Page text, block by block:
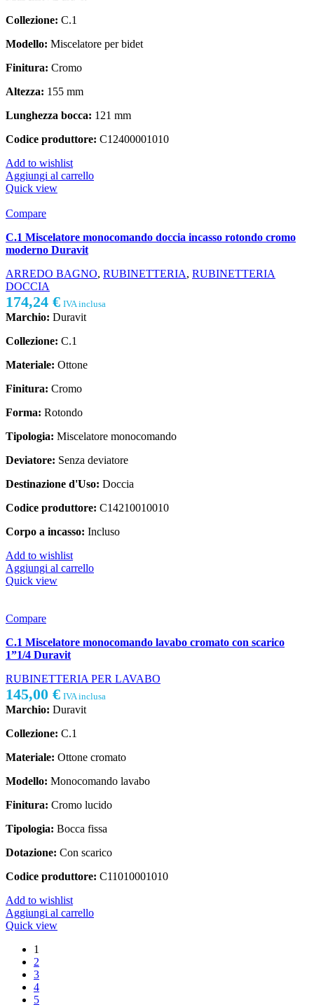
Collezione: C.1
Modello: Miscelatore per bidet
Finitura: Cromo
Altezza: 155 mm
Lunghezza bocca: 121 mm
Codice produttore: C12400001010
Add to wishlist
Aggiungi al carrello
Quick view
Compare
C.1 Miscelatore monocomando doccia incasso rotondo cromo
moderno Duravit
ARREDO BAGNO, RUBINETTERIA, RUBINETTERIA
DOCCIA
174,24 € IVA inclusa
Marchio: Duravit
Collezione: C.1
Materiale: Ottone
Finitura: Cromo
Forma: Rotondo
Tipologia: Miscelatore monocomando
Deviatore: Senza deviatore
Destinazione d'Uso: Doccia
Codice produttore: C14210010010
Corpo a incasso: Incluso
Add to wishlist
Aggiungi al carrello
Quick view
Compare
C.1 Miscelatore monocomando lavabo cromato con scarico
1”1/4 Duravit
RUBINETTERIA PER LAVABO
145,00 € IVA inclusa
Marchio: Duravit
Collezione: C.1
Materiale: Ottone cromato
Modello: Monocomando lavabo
Finitura: Cromo lucido
Tipologia: Bocca fissa
Dotazione: Con scarico
Codice produttore: C11010001010
Add to wishlist
Aggiungi al carrello
Quick view
1
2
3
4
5